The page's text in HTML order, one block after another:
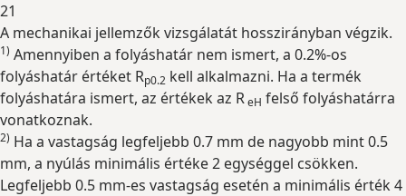
21
Kibontás
A mechanikai jellemzők vizsgálatát hosszirányban végzik.
1) Amennyiben a folyáshatár nem ismert, a 0.2%-os
folyáshatár értéket Rp0.2 kell alkalmazni. Ha a termék
folyáshatára ismert, az értékek az ReH felső folyáshatárra
vonatkoznak.
2) Ha a vastagság legfeljebb 0.7 mm de nagyobb mint 0.5
mm, a nyúlás minimális értéke 2 egységgel csökken.
Legfeljebb 0.5 mm-es vastagság esetén a minimális érték 4